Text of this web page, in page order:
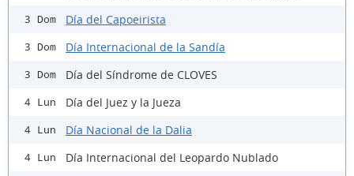
3 Dom Día del Capoeirista
3 Dom Día Internacional de la Sandía
3 Dom Día del Síndrome de CLOVES
4 Lun Día del Juez y la Jueza
4 Lun Día Nacional de la Dalia
4 Lun Día Internacional del Leopardo Nublado